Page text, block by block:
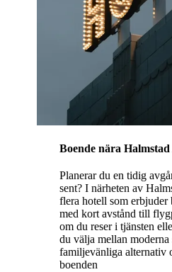
Boende nära
Planerar du en tidig
sent? I närheten av
flera hotell som erbjuder
med kort avstånd till
om du reser i tjänsten
du välja mellan moderna
familjevänliga alternativ
boenden